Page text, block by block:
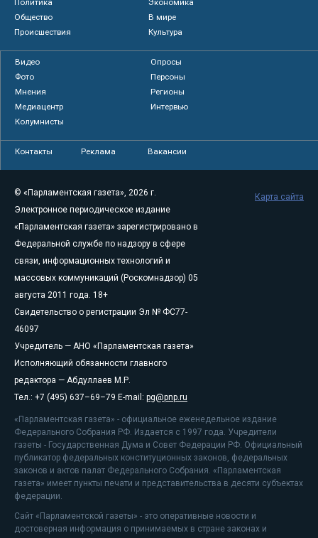
Политика
Экономика
Общество
В мире
Происшествия
Культура
Видео
Опросы
Фото
Персоны
Мнения
Регионы
Медиацентр
Интервью
Колумнисты
Контакты Реклама Вакансии
© «Парламентская газета», 2026 г.
Электронное периодическое издание
«Парламентская газета» зарегистрировано в
Федеральной службе по надзору в сфере
связи, информационных технологий и
массовых коммуникаций (Роскомнадзор) 05
августа 2011 года. 18+
Свидетельство о регистрации Эл № ФС77-
46097
Учредитель — АНО «Парламентская газета»
Исполняющий обязанности главного
редактора — Абдуллаев М.Р.
Тел.: +7 (495) 637–69–79 E-mail: pg@pnp.ru
«Парламентская газета» - официальное еженедельное издание
Федерального Собрания РФ. Издается с 1997 года. Учредители
газеты - Государственная Дума и Совет Федерации РФ. Официальный
публикатор федеральных конституционных законов, федеральных
законов и актов палат Федерального Собрания. «Парламентская
газета» имеет пункты печати и представительства в десяти субъектах
федерации.
Сайт «Парламентской газеты» - это оперативные новости и
достоверная информация о принимаемых в стране законах и
Карта сайта